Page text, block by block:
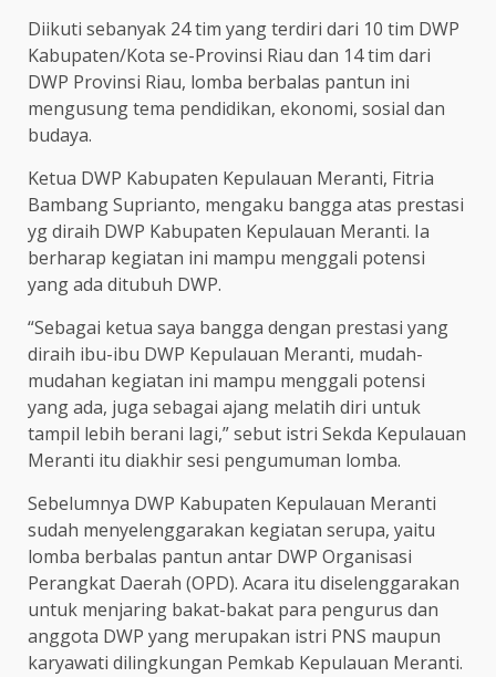
Diikuti sebanyak 24 tim yang terdiri dari 10 tim DWP
Kabupaten/Kota se-Provinsi Riau dan 14 tim dari
DWP Provinsi Riau, lomba berbalas pantun ini
mengusung tema pendidikan, ekonomi, sosial dan
budaya.
Ketua DWP Kabupaten Kepulauan Meranti, Fitria
Bambang Suprianto, mengaku bangga atas prestasi
yg diraih DWP Kabupaten Kepulauan Meranti. Ia
berharap kegiatan ini mampu menggali potensi
yang ada ditubuh DWP.
“Sebagai ketua saya bangga dengan prestasi yang
diraih ibu-ibu DWP Kepulauan Meranti, mudah-
mudahan kegiatan ini mampu menggali potensi
yang ada, juga sebagai ajang melatih diri untuk
tampil lebih berani lagi,” sebut istri Sekda Kepulauan
Meranti itu diakhir sesi pengumuman lomba.
Sebelumnya DWP Kabupaten Kepulauan Meranti
sudah menyelenggarakan kegiatan serupa, yaitu
lomba berbalas pantun antar DWP Organisasi
Perangkat Daerah (OPD). Acara itu diselenggarakan
untuk menjaring bakat-bakat para pengurus dan
anggota DWP yang merupakan istri PNS maupun
karyawati dilingkungan Pemkab Kepulauan Meranti.